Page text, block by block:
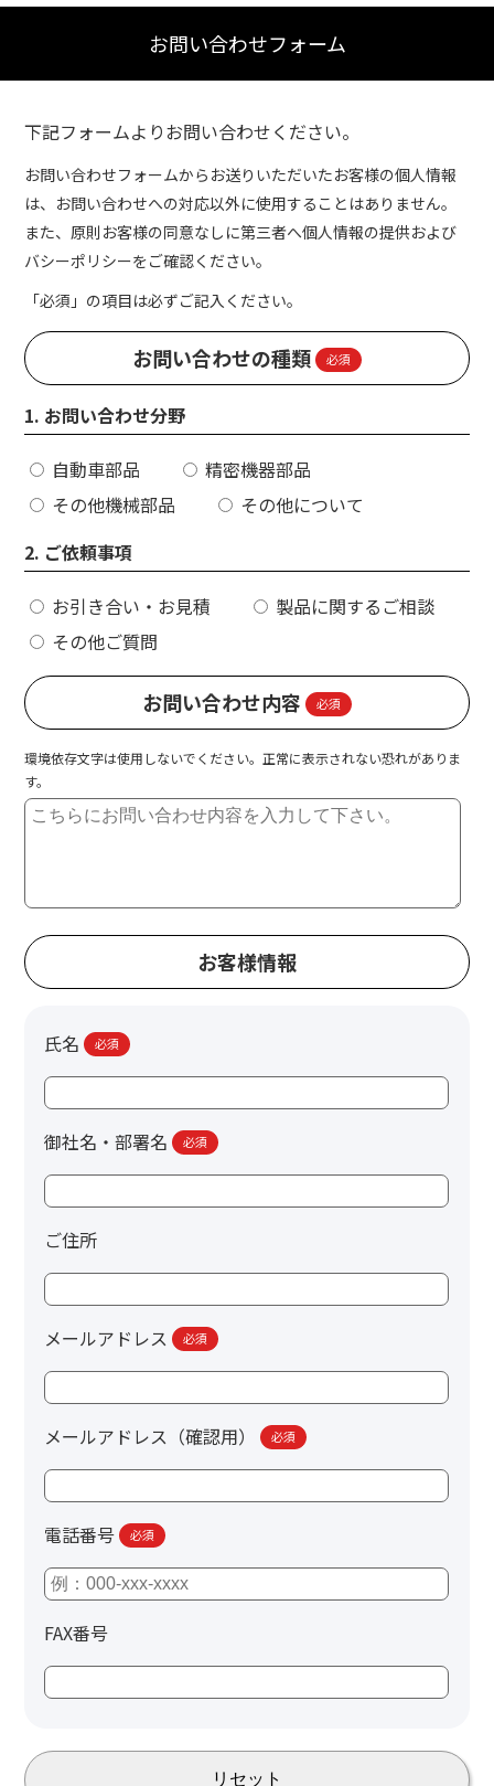
お問い合わせフォーム
下記フォームよりお問い合わせください。
お問い合わせフォームからお送りいただいたお客様の個人情報
は、お問い合わせへの対応以外に使用することはありません。
また、原則お客様の同意なしに第三者へ個人情報の提供および
バシーポリシーをご確認ください。
「必須」の項目は必ずご記入ください。
お問い合わせの種類 必須
1. お問い合わせ分野
自動車部品
精密機器部品
その他機械部品
その他について
2. ご依頼事項
お引き合い・お見積
製品に関するご相談
その他ご質問
お問い合わせ内容 必須
環境依存文字は使用しないでください。正常に表示されない恐れがありま
す。
お客様情報
氏名 必須
御社名・部署名 必須
ご住所
メールアドレス 必須
メールアドレス（確認用） 必須
電話番号 必須
FAX番号